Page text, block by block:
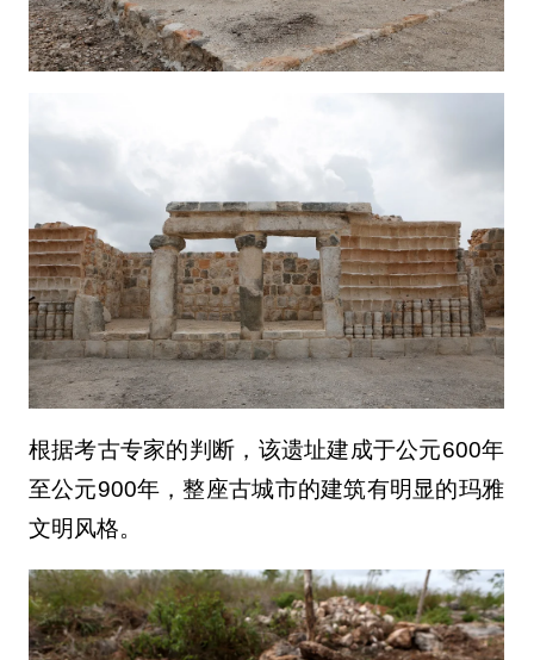
根据考古专家的判断，该遗址建成于公元600年
至公元900年，整座古城市的建筑有明显的玛雅
文明风格。